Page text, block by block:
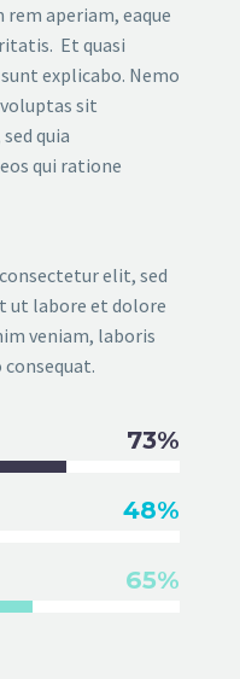
aperiam, eaque
Et quasi
explicabo. Nemo
sit
quia
qui ratione
elit, sed
ut labore et dolore
veniam, laboris
73%
48%
65%